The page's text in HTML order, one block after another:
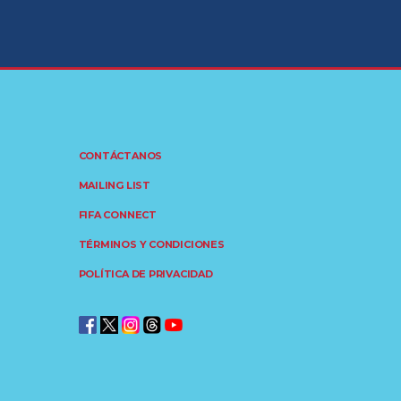
CONTÁCTANOS
MAILING LIST
FIFA CONNECT
TÉRMINOS Y CONDICIONES
POLÍTICA DE PRIVACIDAD